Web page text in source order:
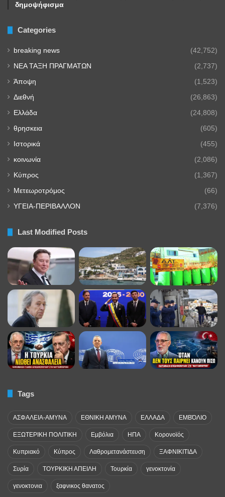
δημοψήφισμα
Categories
breaking news (42,752)
NEA TAΞΗ ΠΡΑΓΜΑΤΩΝ (2,737)
Άποψη (1,523)
Διεθνή (26,863)
Ελλάδα (24,808)
θρησκεια (605)
Ιστορικά (455)
κοινωνία (2,086)
Κύπρος (1,367)
Μετεωροτρόμος (66)
ΥΓΕΙΑ-ΠΕΡΙΒΑΛΛΟΝ (7,376)
Last Modified Posts
Tags
ΑΣΦΑΛΕΙΑ-ΑΜΥΝΑ ΕΘΝΙΚΗ ΑΜΥΝΑ ΕΛΛΑΔΑ ΕΜΒΌΛΙΟ
ΕΞΩΤΕΡΙΚΗ ΠΟΛΙΤΙΚΗ Εμβόλια ΗΠΑ Κορονοϊός
Κυπριακό Κύπρος Λαθρομετανάστευση ΞΑΦΝΙΚΙΤΙΔΑ
Συρία ΤΟΥΡΚΙΚΗ ΑΠΕΙΛΗ Τουρκία γενοκτονία
γενοκτονια ξαφνικος θανατος